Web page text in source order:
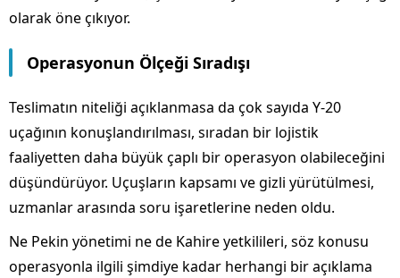
olarak öne çıkıyor.
Operasyonun Ölçeği Sıradışı
Teslimatın niteliği açıklanmasa da çok sayıda Y-20
uçağının konuşlandırılması, sıradan bir lojistik
faaliyetten daha büyük çaplı bir operasyon olabileceğini
düşündürüyor. Uçuşların kapsamı ve gizli yürütülmesi,
uzmanlar arasında soru işaretlerine neden oldu.
Ne Pekin yönetimi ne de Kahire yetkilileri, söz konusu
operasyonla ilgili şimdiye kadar herhangi bir açıklama